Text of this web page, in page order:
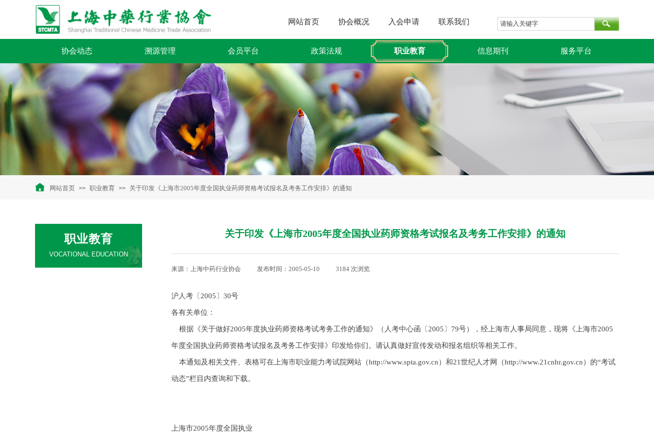
网站首页 协会概况 入会申请 联系我们
协会动态 溯源管理 会员平台 政策法规 职业教育 信息期刊 服务平台
网站首页 >> 职业教育 >> 关于印发《上海市2005年度全国执业药师资格考试报名及考务工作安排》的通知
关于印发《上海市2005年度全国执业药师资格考试报名及考务工作安排》的通知
来源： 上海中药行业协会 发布时间： 2005-05-10 3184 次浏览
沪人考〔2005〕30号
各有关单位：
根据《关于做好2005年度执业药师资格考试考务工作的通知》（人考中心函〔2005〕79号），经上海市人事局同意，现将《上海市2005
年度全国执业药师资格考试报名及考务工作安排》印发给你们。请认真做好宣传发动和报名组织等相关工作。
本通知及相关文件、表格可在上海市职业能力考试院网站（http://www.spta.gov.cn）和21世纪人才网（http://www.21cnhr.gov.cn）的“考试
动态”栏目内查询和下载。
上海市2005年度全国执业
VOCATIONAL EDUCATION
职业教育